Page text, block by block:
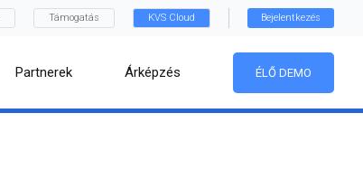
Támogatás KVS Cloud Bejelentkezés
Partnerek Árképzés ÉLŐ DEMO